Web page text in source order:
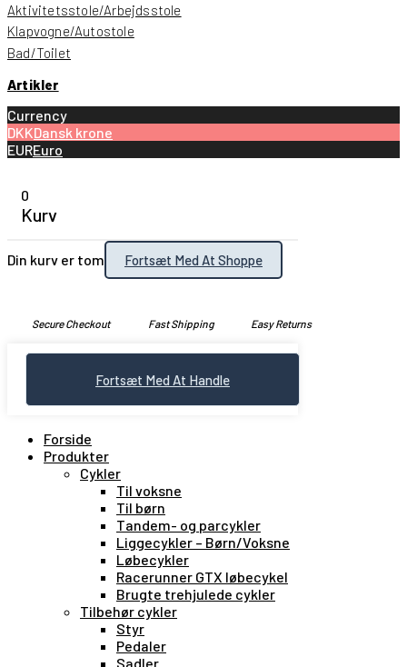
Aktivitetsstole/Arbejdsstole
Klapvogne/Autostole
Bad/Toilet
Artikler
Currency
DKKDansk krone
EUREuro
0
Kurv
Din kurv er tom Fortsæt Med At Shoppe
Secure Checkout Fast Shipping Easy Returns
Fortsæt Med At Handle
Forside
Produkter
Cykler
Til voksne
Til børn
Tandem- og parcykler
Liggecykler – Børn/Voksne
Løbecykler
Racerunner GTX løbecykel
Brugte trehjulede cykler
Tilbehør cykler
Styr
Pedaler
Sadler